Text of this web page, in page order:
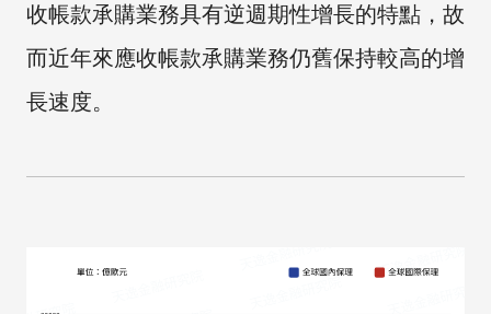
收帳款承購業務具有逆週期性增長的特點，故
而近年來應收帳款承購業務仍舊保持較高的增
長速度。